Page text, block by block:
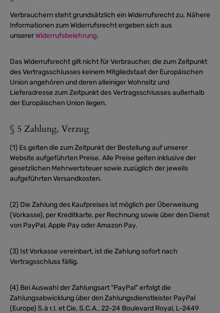
Verbrauchern steht grundsätzlich ein Widerrufsrecht zu. Nähere
Informationen zum Widerrufsrecht ergeben sich aus
unsererWiderrufsbelehrung.
Das Widerrufsrecht gilt nicht für Verbraucher, die zum Zeitpunkt
des Vertragsschlusses keinem Mitgliedstaat der Europäischen
Union angehören und deren alleiniger Wohnsitz und
Lieferadresse zum Zeitpunkt des Vertragsschlusses außerhalb
der Europäischen Union liegen.
§ 5 Zahlung, Verzug
(1) Es gelten die zum Zeitpunkt der Bestellung auf unserer
Website aufgeführten Preise. Alle Preise gelten inklusive der
gesetzlichen Mehrwertsteuer sowie zuzüglich der jeweils
aufgeführten Versandkosten.
(2) Die Zahlung des Kaufpreises ist möglich per Überweisung
(Vorkasse), per Kreditkarte, per Rechnung sowie über den Dienst
von PayPal, Apple Pay oder Amazon Pay.
(3) Ist Vorkasse vereinbart, ist die Zahlung sofort nach
Vertragsschluss fällig.
(4) Bei Auswahl der Zahlungsart "PayPal" erfolgt die
Zahlungsabwicklung über den Zahlungsdienstleister PayPal
(Europe) S.à r.l. et Cie, S.C.A., 22-24 Boulevard Royal, L-2449